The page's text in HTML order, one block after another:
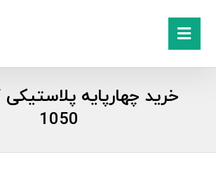
خرید چهارپایه
1050